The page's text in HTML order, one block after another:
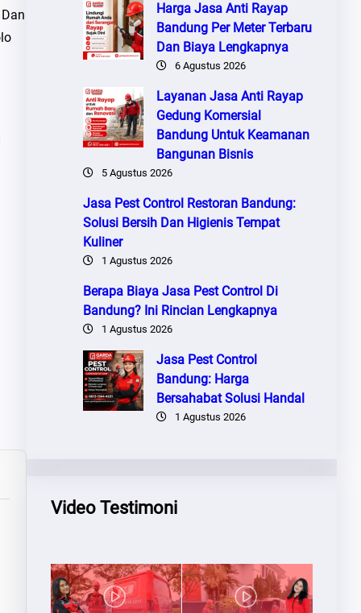
Harga Jasa Anti Rayap
Bandung Per Meter Terbaru
Dan Biaya Lengkapnya
6 Agustus 2026
Layanan Jasa Anti Rayap
Gedung Komersial
Bandung Untuk Keamanan
Bangunan Bisnis
5 Agustus 2026
Jasa Pest Control Restoran Bandung:
Solusi Bersih Dan Higienis Tempat
Kuliner
1 Agustus 2026
Berapa Biaya Jasa Pest Control Di
Bandung? Ini Rincian Lengkapnya
1 Agustus 2026
Jasa Pest Control
Bandung: Harga
Bersahabat Solusi Handal
1 Agustus 2026
Video Testimoni